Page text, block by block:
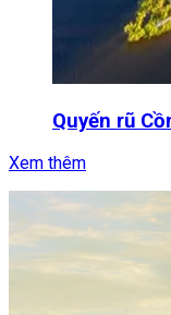
Quyến rũ
Xem thêm